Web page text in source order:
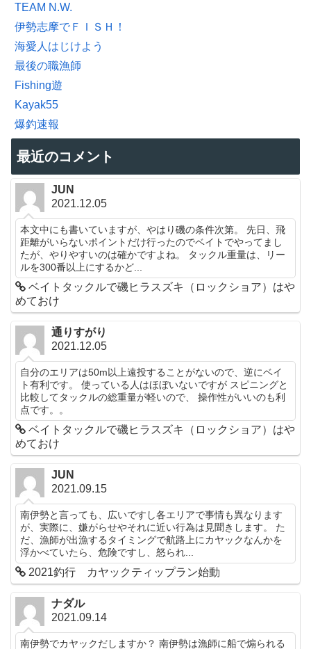
TEAM N.W.
伊勢志摩でＦＩＳＨ！
海愛人はじけよう
最後の職漁師
Fishing遊
Kayak55
爆釣速報
最近のコメント
JUN
2021.12.05
本文中にも書いていますが、やはり磯の条件次第。 先日、飛
距離がいらないポイントだけ行ったのでベイトでやってまし
たが、やりやすいのは確かですよね。 タックル重量は、リー
ルを300番以上にするかど...
ベイトタックルで磯ヒラスズキ（ロックショア）はや
めておけ
通りすがり
2021.12.05
自分のエリアは50m以上遠投することがないので、逆にベイ
ト有利です。 使っている人はほぼいないですが スピニングと
比較してタックルの総重量が軽いので、 操作性がいいのも利
点です。。
ベイトタックルで磯ヒラスズキ（ロックショア）はや
めておけ
JUN
2021.09.15
南伊勢と言っても、広いですし各エリアで事情も異なります
が、実際に、嫌がらせやそれに近い行為は見聞きします。 た
だ、漁師が出漁するタイミングで航路上にカヤックなんかを
浮かべていたら、危険ですし、怒られ...
2021釣行 カヤックティップラン始動
ナダル
2021.09.14
南伊勢でカヤックだしますか？ 南伊勢は漁師に船で煽られる